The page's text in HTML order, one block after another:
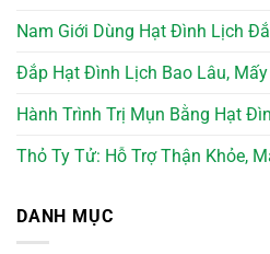
Nam Giới Dùng Hạt Đình Lịch
Đắp Hạt Đình Lịch Bao Lâu,
Hành Trình Trị Mụn Bằng Hạt
Thỏ Ty Tử: Hỗ Trợ Thận Khỏe,
DANH MỤC